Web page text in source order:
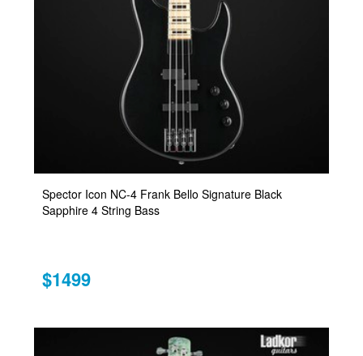
Spector Icon NC-4 Frank Bello Signature Black
Sapphire 4 String Bass
$1499